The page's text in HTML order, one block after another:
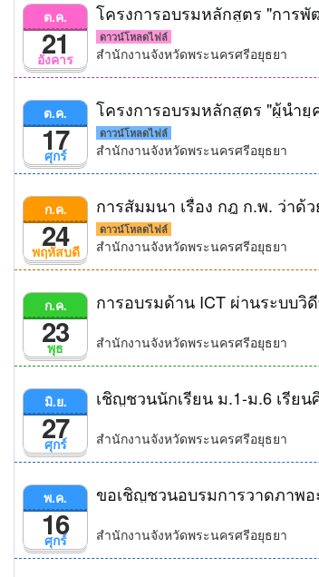
อังคาร
ต.ค.
21
โครงการอบรมหลักสูตร "การพั
ดาวน์โหลดไฟล์
สำนักงานจังหวัดพระนครศรีอยุธยา
ศุกร์
ต.ค.
17
โครงการอบรมหลักสูตร "ผู้นำยุ
ดาวน์โหลดไฟล์
สำนักงานจังหวัดพระนครศรีอยุธยา
พฤหัสบดี
ก.ค.
24
การสัมมนา เรื่อง กฎ ก.พ. ว่าด้
ดาวน์โหลดไฟล์
สำนักงานจังหวัดพระนครศรีอยุธยา
พุธ
ก.ค.
23
การอบรมด้าน ICT ผ่านระบบ
สำนักงานจังหวัดพระนครศรีอยุธยา
ศุกร์
มิ.ย.
27
เชิญชวนนักเรียน ม.1-ม.6 เรีย
สำนักงานจังหวัดพระนครศรีอยุธยา
ศุกร์
พ.ค.
16
ขอเชิญชวนอบรมการวาดภา
สำนักงานจังหวัดพระนครศรีอยุธยา